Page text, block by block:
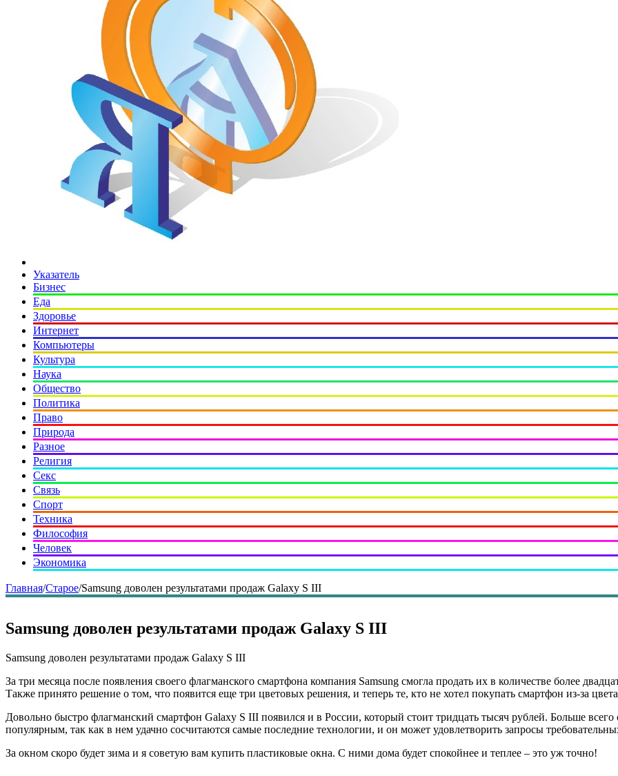
Указатель
Бизнес
Еда
Здоровье
Интернет
Компьютеры
Культура
Наука
Общество
Политика
Право
Природа
Разное
Религия
Секс
Связь
Спорт
Техника
Философия
Человек
Экономика
Главная/Старое/Samsung доволен результатами продаж Galaxy S III
Samsung доволен результатами продаж Galaxy S III
Samsung доволен результатами продаж Galaxy S III
За три месяца после появления своего флагманского смартфона компания Samsung смогла продать их в количестве более
Также принято решение о том, что появится еще три цветовых решения, и теперь те, кто не хотел покупать смартфон из-за
Довольно быстро флагманский смартфон Galaxy S III появился и в России, который стоит тридцать тысяч рублей. Больше
популярным, так как в нем удачно сосчитаются самые последние технологии, и он может удовлетворить запросы
За окном скоро будет зима и я советую вам купить пластиковые окна. С ними дома будет спокойнее и теплее – это уж точно!